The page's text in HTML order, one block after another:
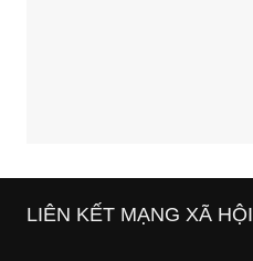
LIÊN KẾT MẠNG XÃ HỘI